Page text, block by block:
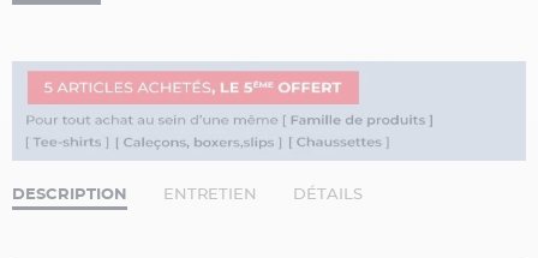
DESCRIPTION ENTRETIEN DÉTAILS